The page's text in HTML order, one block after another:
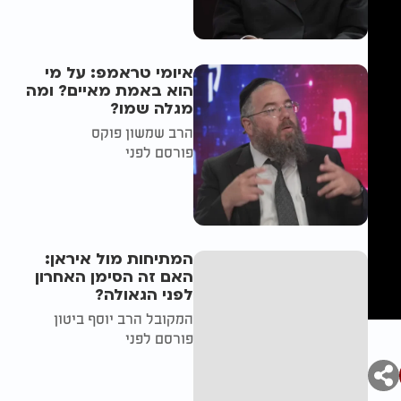
איומי טראמפ: על מי
הוא באמת מאיים? ומה
מגלה שמו?
הרב שמשון פוקס
פורסם לפני
המתיחות מול איראן:
האם זה הסימן האחרון
לפני הגאולה?
המקובל הרב יוסף ביטון
פורסם לפני